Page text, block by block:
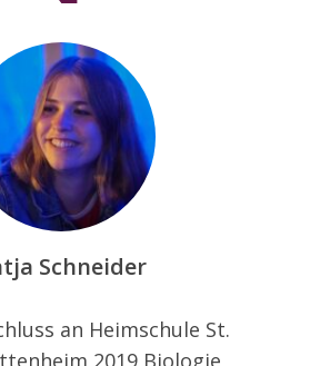
Schneider
an Heimschule St.
2019 Biologie